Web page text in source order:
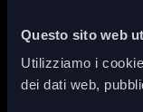
Questo sito web
Utilizziamo i
dei dati web,